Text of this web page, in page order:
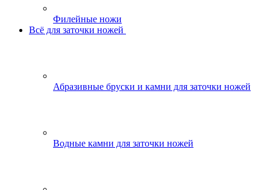
Филейные ножи
Всё для заточки ножей
Абразивные бруски и камни для заточки ножей
Водные камни для заточки ножей